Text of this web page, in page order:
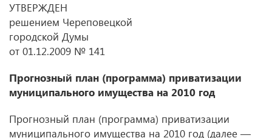
УТВЕРЖДЕН
решением Череповецкой
городской Думы
от 01.12.2009 № 141
Прогнозный план (программа) приватизации
муниципального имущества на 2010 год
Прогнозный план (программа) приватизации
муниципального имущества на 2010 год (далее —